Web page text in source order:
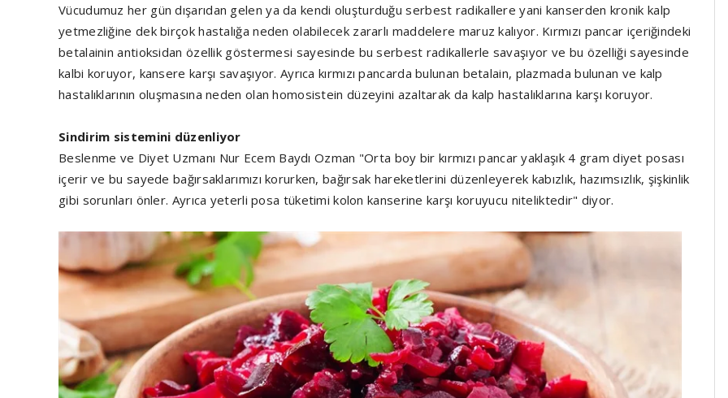
Vücudumuz her gün dışarıdan gelen ya da kendi oluşturduğu serbest radikallere yani kanserden kronik kalp
yetmezliğine dek birçok hastalığa neden olabilecek zararlı maddelere maruz kalıyor. Kırmızı pancar içeriğindeki
betalainin antioksidan özellik göstermesi sayesinde bu serbest radikallerle savaşıyor ve bu özelliği sayesinde
kalbi koruyor, kansere karşı savaşıyor. Ayrıca kırmızı pancarda bulunan betalain, plazmada bulunan ve kalp
hastalıklarının oluşmasına neden olan homosistein düzeyini azaltarak da kalp hastalıklarına karşı koruyor.
Sindirim sistemini düzenliyor
Beslenme ve Diyet Uzmanı Nur Ecem Baydı Ozman "Orta boy bir kırmızı pancar yaklaşık 4 gram diyet posası
içerir ve bu sayede bağırsaklarımızı korurken, bağırsak hareketlerini düzenleyerek kabızlık, hazımsızlık, şişkinlik
gibi sorunları önler. Ayrıca yeterli posa tüketimi kolon kanserine karşı koruyucu niteliktedir" diyor.